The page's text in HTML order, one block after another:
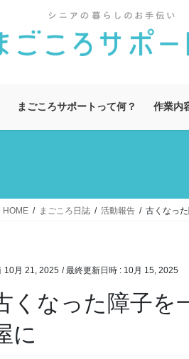
まごころサポートって何？ 作業内
HOME まごころ日誌 活動報告 古くなっ
10月 21, 2025 / 最終更新日時 : 10月 15, 2025
くなった障子を
に